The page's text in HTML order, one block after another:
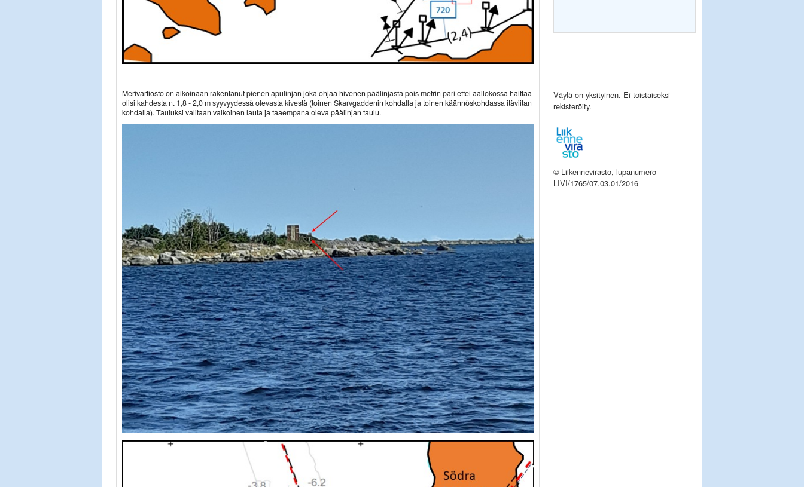
Merivartiosto on aikoinaan rakentanut pienen apulinjan joka ohjaa hivenen päälinjasta pois metrin pari ettei aallokossa haittaa
olisi kahdesta n. 1,8 - 2,0 m syyvyydessä olevasta kivestä (toinen Skarvgaddenin kohdalla ja toinen käännöskohdassa itäviitan
kohdalla). Tauluksi valitaan valkoinen lauta ja taaempana oleva päälinjan taulu.
Väylä on yksityinen. Ei toistaiseksi
rekisteröity.
© Liikennevirasto, lupanumero
LIVI/1765/07.03.01/2016